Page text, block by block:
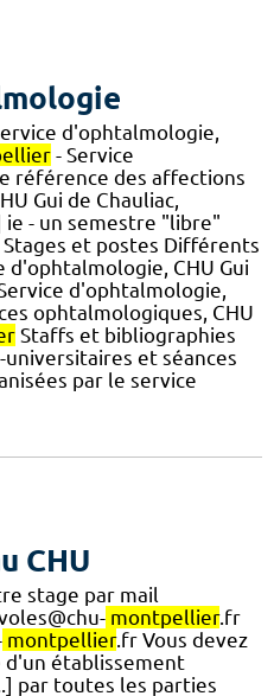
d'ophtalmologie,
- Service
référence des affections
Gui de Chauliac,
ie - un semestre "libre"
Stages et postes Différents
d'ophtalmologie, CHU Gui
d'ophtalmologie,
ophtalmologiques, CHU
Staffs et bibliographies
et séances
par le service
CHU
stage par mail
montpellier.fr
montpellier.fr Vous devez
établissement
par toutes les parties